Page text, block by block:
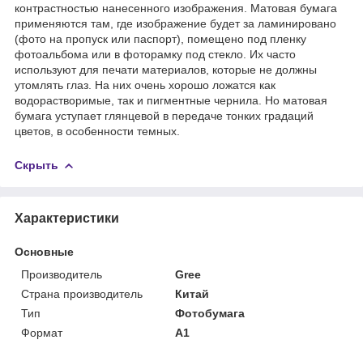
контрастностью нанесенного изображения. Матовая бумага
применяются там, где изображение будет за ламинировано
(фото на пропуск или паспорт), помещено под пленку
фотоальбома или в фоторамку под стекло. Их часто
используют для печати материалов, которые не должны
утомлять глаз. На них очень хорошо ложатся как
водорастворимые, так и пигментные чернила. Но матовая
бумага уступает глянцевой в передаче тонких градаций
цветов, в особенности темных.
Скрыть
Характеристики
Основные
Производитель
Gree
Страна производитель
Китай
Тип
Фотобумага
Формат
A1